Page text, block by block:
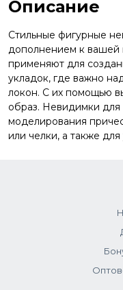
Описание
Стильные фигурные
дополнением к вашей
применяют для
укладок, где важно
локон. С их помощью
образ. Невидимки для
моделирования
или челки, а также